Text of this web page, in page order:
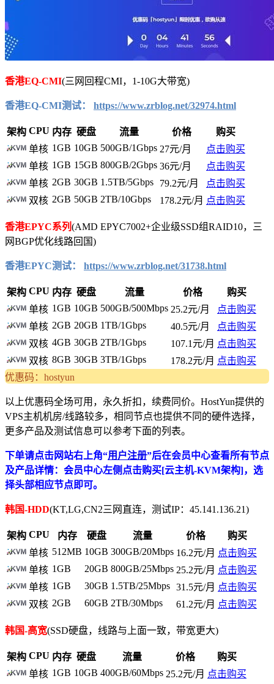
香港EQ-CMI(三网回程CMI，1-10G大带宽)
香港EQ-CMI测试： https://www.zrblog.net/32974.html
架构 CPU 内存 硬盘 流量 价格
购买
单核 1GB 10GB 500GB/1Gbps 27元/月
点击购买
单核 1GB 15GB 800GB/2Gbps 36元/月
点击购买
单核 2GB 30GB 1.5TB/5Gbps 79.2元/月
点击购买
双核 2GB 50GB 2TB/10Gbps 178.2元/月 点击购买
香港EPYC系列(AMD EPYC7002+企业级SSD组RAID10，三
网BGP优化线路回国)
香港EPYC测试： https://www.zrblog.net/31738.html
架构 CPU 内存 硬盘 流量 价格
购买
单核 1GB 10GB 500GB/500Mbps 25.2元/月
点击购买
单核 2GB 20GB 1TB/1Gbps 40.5元/月
点击购买
双核 4GB 30GB 2TB/1Gbps 107.1元/月 点击购买
双核 8GB 30GB 3TB/1Gbps 178.2元/月 点击购买
优惠码：hostyun
以上优惠码全场可用，永久折扣，续费同价。HostYun提供的
VPS主机机房/线路较多，相同节点也提供不同的硬件选择，
更多产品及测试信息可以参考下面的列表。
下单请点击网站右上角“用户注册”后在会员中心查看所有节点
及产品详情：会员中心左侧点击购买[云主机-KVM架构]，选
择头部相应节点即可。
韩国-HDD(KT,LG,CN2三网直连，测试IP：45.141.136.21)
架构 CPU 内存 硬盘 流量 价格
购买
单核 512MB 10GB 300GB/20Mbps 16.2元/月 点击购买
单核 1GB 20GB 800GB/25Mbps 25.2元/月 点击购买
单核 1GB 30GB 1.5TB/25Mbps 31.5元/月 点击购买
双核 2GB 60GB 2TB/30Mbps 61.2元/月 点击购买
韩国-高宽(SSD硬盘，线路与上面一致，带宽更大)
架构 CPU 内存 硬盘 流量 价格
购买
单核 1GB 10GB 400GB/60Mbps 25.2元/月 点击购买